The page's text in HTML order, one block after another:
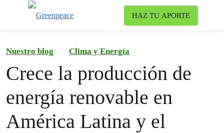
HAZ TU APORTE
Nuestro blog Clima y Energía
Crece la producción de
energía renovable en
América Latina y el